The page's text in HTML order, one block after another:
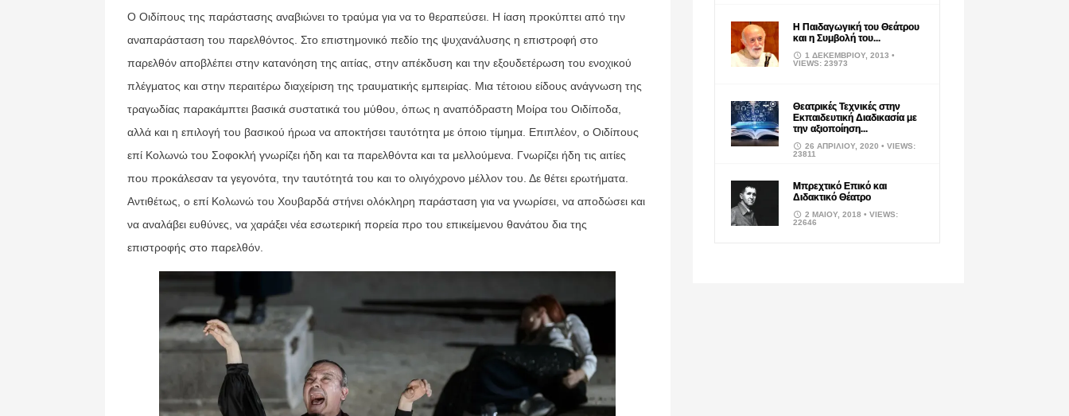
Ο Οιδίπους της παράστασης αναβιώνει το τραύμα για να το θεραπεύσει. Η ίαση προκύπτει από την
αναπαράσταση του παρελθόντος. Στο επιστημονικό πεδίο της ψυχανάλυσης η επιστροφή στο
παρελθόν αποβλέπει στην κατανόηση της αιτίας, στην απέκδυση και την εξουδετέρωση του ενοχικού
πλέγματος και στην περαιτέρω διαχείριση της τραυματικής εμπειρίας. Μια τέτοιου είδους ανάγνωση της
τραγωδίας παρακάμπτει βασικά συστατικά του μύθου, όπως η αναπόδραστη Μοίρα του Οιδίποδα,
αλλά και η επιλογή του βασικού ήρωα να αποκτήσει ταυτότητα με όποιο τίμημα. Επιπλέον, ο Οιδίπους
επί Κολωνώ του Σοφοκλή γνωρίζει ήδη και τα παρελθόντα και τα μελλούμενα. Γνωρίζει ήδη τις αιτίες
που προκάλεσαν τα γεγονότα, την ταυτότητά του και το ολιγόχρονο μέλλον του. Δε θέτει ερωτήματα.
Αντιθέτως, ο επί Κολωνώ του Χουβαρδά στήνει ολόκληρη παράσταση για να γνωρίσει, να αποδώσει και
να αναλάβει ευθύνες, να χαράξει νέα εσωτερική πορεία προ του επικείμενου θανάτου δια της
επιστροφής στο παρελθόν.
Η Παιδαγωγική του Θεάτρου
και η Συμβολή του...
1 ΔΕΚΕΜΒΡΊΟΥ, 2013 •
VIEWS: 23973
Θεατρικές Τεχνικές στην
Εκπαιδευτική Διαδικασία με
την αξιοποίηση...
26 ΑΠΡΙΛΊΟΥ, 2020 • VIEWS:
23811
Μπρεχτικό Επικό και
Διδακτικό Θέατρο
2 ΜΑΪ́ΟΥ, 2018 • VIEWS:
22646